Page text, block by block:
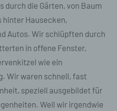
durch die Gärten, von Baum
hinter Hausecken,
Autos. Wir schlüpften durch
in offene Fenster,
wie ein
Wir waren schnell, fast
speziell ausgebildet für
Weil wir irgendwie